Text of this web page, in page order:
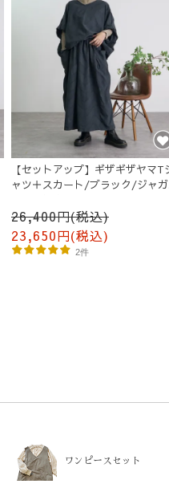
【セットアップ】ギザギザヤマT
ャツ＋スカート/ブラック/ジャ
26,400円(税込)
23,650円(税込)
2件
ワンピースセット